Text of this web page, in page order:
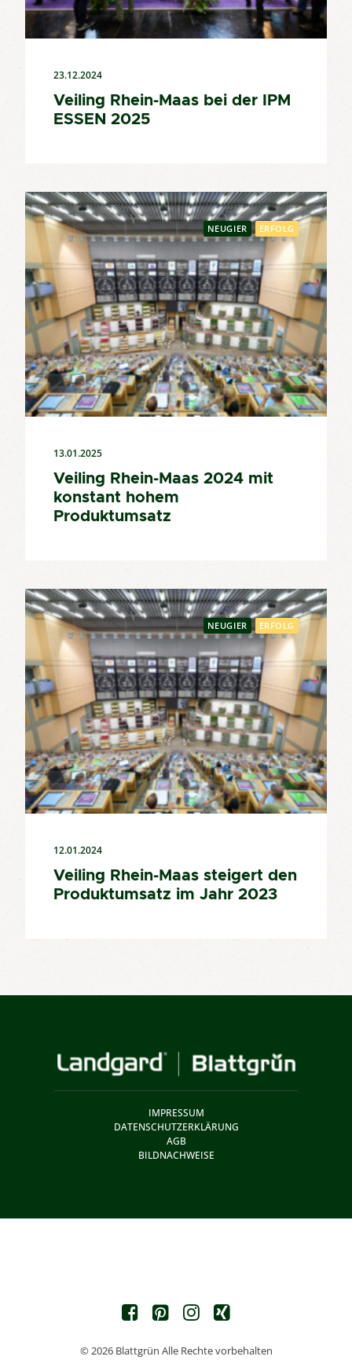
23.12.2024
Veiling Rhein-Maas bei der IPM
ESSEN 2025
NEUGIER ERFOLG
13.01.2025
Veiling Rhein-Maas 2024 mit
konstant hohem
Produktumsatz
NEUGIER ERFOLG
12.01.2024
Veiling Rhein-Maas steigert den
Produktumsatz im Jahr 2023
IMPRESSUM
DATENSCHUTZERKLÄRUNG
AGB
BILDNACHWEISE
© 2026 Blattgrün Alle Rechte vorbehalten